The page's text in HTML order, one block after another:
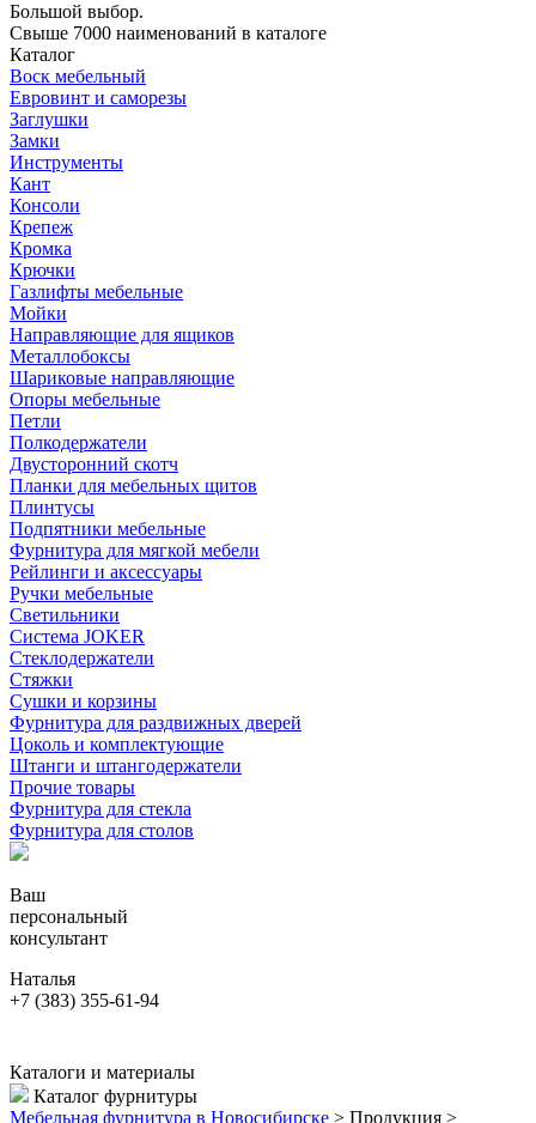
Большой выбор.
Свыше 7000 наименований в каталоге
Каталог
Воск мебельный
Евровинт и саморезы
Заглушки
Замки
Инструменты
Кант
Консоли
Крепеж
Кромка
Крючки
Газлифты мебельные
Мойки
Направляющие для ящиков
Металлобоксы
Шариковые направляющие
Опоры мебельные
Петли
Полкодержатели
Двусторонний скотч
Планки для мебельных щитов
Плинтусы
Подпятники мебельные
Фурнитура для мягкой мебели
Рейлинги и аксессуары
Ручки мебельные
Светильники
Система JOKER
Стеклодержатели
Стяжки
Сушки и корзины
Фурнитура для раздвижных дверей
Цоколь и комплектующие
Штанги и штангодержатели
Прочие товары
Фурнитура для стекла
Фурнитура для столов
Ваш
персональный
консультант
Наталья
+7 (383) 355-61-94
Каталоги и материалы
Каталог фурнитуры
Мебельная фурнитура в Новосибирске > Продукция >